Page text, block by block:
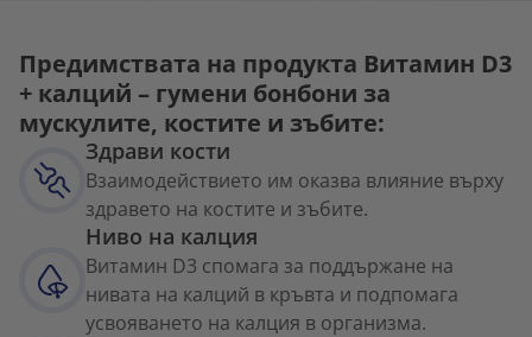
Предимствата на продукта Витамин D3
+ калций – гумени бонбони за
мускулите, костите и зъбите:
Здрави кости
Взаимодействието им оказва влияние върху
здравето на костите и зъбите.
Ниво на калция
Витамин D3 спомага за поддържане на
нивата на калций в кръвта и подпомага
усвояването на калция в организма.